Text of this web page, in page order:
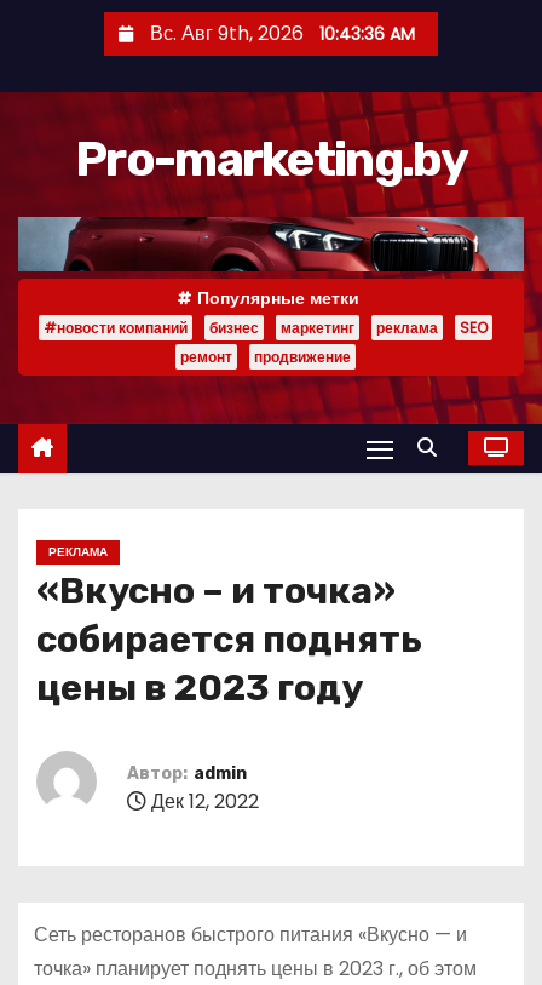
р
Вс. Авг 9th, 2026 10:43:37 AM
Pro-marketing.by
Популярные метки
#новости компаний бизнес маркетинг реклама
SEO
ремонт
продвижение
РЕКЛАМА
«Вкусно – и точка»
собирается поднять
цены в 2023 году
Автор: admin
Дек 12, 2022
Сеть ресторанов быстрого питания «Вкусно — и
точка» планирует поднять цены в 2023 г., об этом